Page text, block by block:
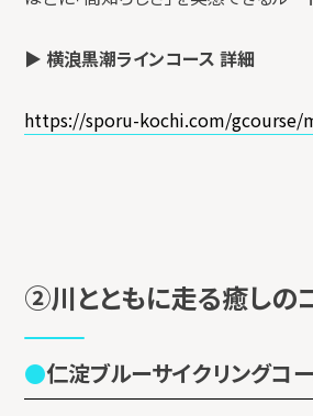
▶横浪黒潮ラインコース 詳細
https://sporu-kochi.com/gcourse/
②川とともに走る癒しの
仁淀ブルーサイクリングコ